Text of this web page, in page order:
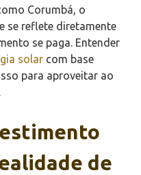
Corumbá, o
se reflete diretamente
se paga. Entender
solar com base
para aproveitar ao
de